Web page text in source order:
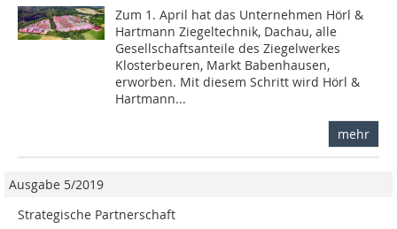
Zum 1. April hat das Unternehmen Hörl &
Hartmann Ziegeltechnik, Dachau, alle
Gesellschaftsanteile des Ziegelwerkes
Klosterbeuren, Markt Babenhausen,
erworben. Mit diesem Schritt wird Hörl &
Hartmann...
mehr
Ausgabe 5/2019
Strategische Partnerschaft